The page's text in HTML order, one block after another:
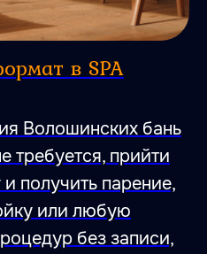
в SPA
Волошинских бань
требуется, прийти
получить парение,
или любую
без записи,